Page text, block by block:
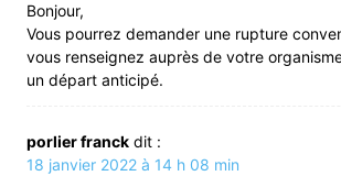
Bonjour,
Vous pourrez demander une rupture
vous renseignez auprès de votre
un départ anticipé.
porlier franck dit :
18 janvier 2022 à 14 h 08 min